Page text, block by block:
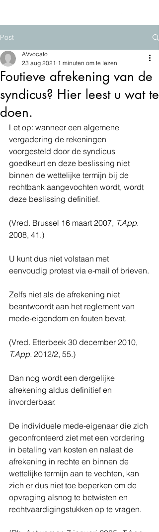
Post
Foutieve afrekening van de
syndicus? Hier leest u wat te
doen.
AVvocato
23 aug 2021 1 minuten om te lezen
Let op: wanneer een algemene
vergadering de rekeningen
voorgesteld door de syndicus
goedkeurt en deze beslissing niet
binnen de wettelijke termijn bij de
rechtbank aangevochten wordt, wordt
deze beslissing definitief.
(Vred. Brussel 16 maart 2007, T.App.
2008, 41.)
U kunt dus niet volstaan met
eenvoudig protest via e-mail of brieven.
Zelfs niet als de afrekening niet
beantwoordt aan het reglement van
mede-eigendom en fouten bevat.
(Vred. Etterbeek 30 december 2010,
T.App. 2012/2, 55.)
Dan nog wordt een dergelijke
afrekening aldus definitief en
invorderbaar.
De individuele mede-eigenaar die zich
geconfronteerd ziet met een vordering
in betaling van kosten en nalaat de
afrekening in rechte en binnen de
wettelijke termijn aan te vechten, kan
zich er dus niet toe beperken om de
opvraging alsnog te betwisten en
rechtvaardigingstukken op te vragen.